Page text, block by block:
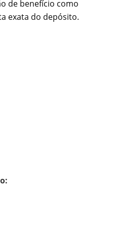
de benefício como
exata do depósito.